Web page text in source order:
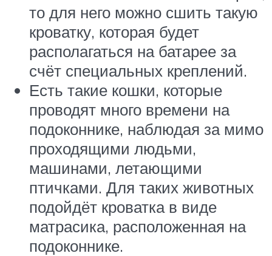
то для него можно сшить такую
кроватку, которая будет
располагаться на батарее за
счёт специальных креплений.
Есть такие кошки, которые
проводят много времени на
подоконнике, наблюдая за мимо
проходящими людьми,
машинами, летающими
птичками. Для таких животных
подойдёт кроватка в виде
матрасика, расположенная на
подоконнике.